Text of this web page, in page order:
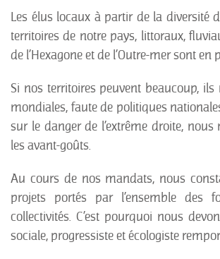
Les élus locaux à partir de la diversité
territoires de notre pays, littoraux,
de l’Hexagone et de l’Outre-mer sont
Si nos territoires peuvent beaucoup,
mondiales, faute de politiques
sur le danger de l’extrême droite,
les avant-goûts.
Au cours de nos mandats, nous
projets portés par l’ensemble des
collectivités. C’est pourquoi nous
sociale, progressiste et écologiste